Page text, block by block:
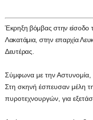
Έκρηξη βόμβας στην είσοδο
Λακατάμια, στην επαρχία
Δευτέρας.
Σύμφωνα με την Αστυνομία,
Στη σκηνή έσπευσαν μέλη
πυροτεχνουργών, για